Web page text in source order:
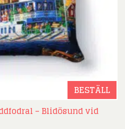
BESTÄLL
– Blidösund vid